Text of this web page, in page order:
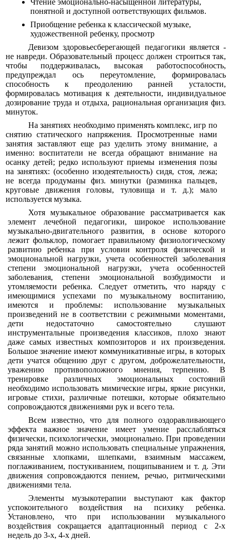
Чтение эмоционально-насыщенной литературы,
понятной и доступной оответствующих фильмов.
Приобщение ребенка к классической музыке,
художественной ребенку, просмотр
Девизом здоровьесберегающей педагогики является -
не навреди. Образовательный процесс должен строиться так,
чтобы поддерживалась, высокая работоспособность,
предупреждал ось переутомление, формировалась
способность к преодолению ранней усталости,
формировалась мотивация к деятельности, индивидуальное
дозирование труда и отдыха, рациональная организация физ.
минуток.
На занятиях необходимо применять комплекс, игр по
снятию статического напряжения. Просмотренные нами
занятия заставляют еще раз уделить этому внимание, а
именно: воспитатели не всегда обращают внимание на
осанку детей; редко используют приемы изменения позы
на занятиях: (особенно изодеятельность) сидя, стоя, лежа;
не всегда продуманы физ. минутки (разминка пальцев,
круговые движения головы, туловища и т. д.); мало
используется музыка.
Хотя музыкальное образование рассматривается как
элемент лечебной педагогики, широкое использование
музыкально-двигательного развития, в основе которого
лежит фольклор, помогает правильному физиологическому
развитию ребенка при условии контроля физической и
эмоциональной нагрузки, учета особенностей заболевания
степени эмоциональной нагрузки, учета особенностей
заболевания, степени эмоциональной возбудимости и
утомляемости ребенка. Следует отметить, что наряду с
имеющимися успехами по музыкальному воспитанию,
имеются и проблемы: использование музыкальных
произведений не в соответствии с режимными моментами,
дети недостаточно самостоятельно слушают
инструментальные произведения классиков, плохо знают
даже самых известных композиторов и их произведения.
Большое значение имеют коммуникативные игры, в которых
дети учатся общению друг с другом, доброжелательности,
уважению противоположного мнения, терпению. В
тренировке различных эмоциональных состояний
необходимо использовать мимические игры, яркие рисунки,
игровые стихи, различные потешки, которые обязательно
сопровождаются движениями рук и всего тела.
Всем известно, что для полного оздоравливающего
эффекта важное значение имеет умение расслабляться
физически, психологически, эмоционально. При проведении
ряда занятий можно использовать специальные упражнения,
связанные хлопками, шлепками, взаимным массажем,
поглаживанием, постукиванием, пощипыванием и т. д. Эти
движения сопровождаются пением, речью, ритмическими
движениями тела.
Элементы музыкотерапии выступают как фактор
успокоительного воздействия на психику ребенка.
Установлено, что при использовании музыкального
воздействия сокращается адаптационный период с 2-х
недель до 3-х, 4-х дней.